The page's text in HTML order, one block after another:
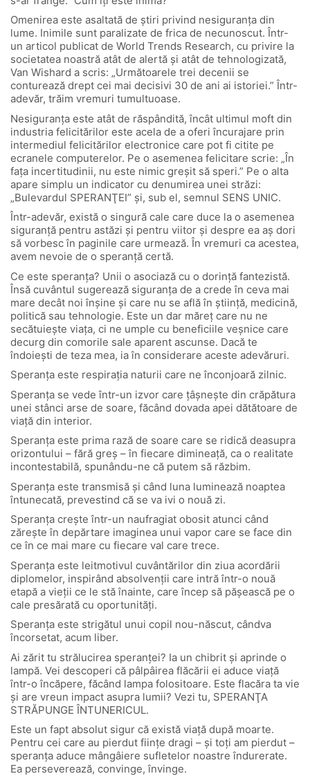
Omenirea este asaltată de ştiri privind nesiguranţa din
lume. Inimile sunt paralizate de frica de necunoscut. Într-
un articol publicat de World Trends Research, cu privire la
societatea noastră atât de alertă şi atât de tehnologizată,
Van Wishard a scris: „Următoarele trei decenii se
conturează drept cei mai decisivi 30 de ani ai istoriei.” Într-
adevăr, trăim vremuri tumultuoase.
Nesiguranţa este atât de răspândită, încât ultimul moft din
industria felicitărilor este acela de a oferi încurajare prin
intermediul felicitărilor electronice care pot fi citite pe
ecranele computerelor. Pe o asemenea felicitare scrie: „În
faţa incertitudinii, nu este nimic greşit să speri.” Pe o alta
apare simplu un indicator cu denumirea unei străzi:
„Bulevardul SPERANŢEI” şi, sub el, semnul SENS UNIC.
Într-adevăr, există o singură cale care duce la o asemenea
siguranţă pentru astăzi şi pentru viitor şi despre ea aş dori
să vorbesc în paginile care urmează. În vremuri ca acestea,
avem nevoie de o speranţă certă.
Ce este speranţa? Unii o asociază cu o dorinţă fantezistă.
Însă cuvântul sugerează siguranţa de a crede în ceva mai
mare decât noi înşine şi care nu se află în ştiinţă, medicină,
politică sau tehnologie. Este un dar măreţ care nu ne
secătuieşte viaţa, ci ne umple cu beneficiile veşnice care
decurg din comorile sale aparent ascunse. Dacă te
îndoieşti de teza mea, ia în considerare aceste adevăruri.
Speranţa este respiraţia naturii care ne înconjoară zilnic.
Speranţa se vede într-un izvor care ţâşneşte din crăpătura
unei stânci arse de soare, făcând dovada apei dătătoare de
viaţă din interior.
Speranţa este prima rază de soare care se ridică deasupra
orizontului – fără greş – în fiecare dimineaţă, ca o realitate
incontestabilă, spunându-ne că putem să răzbim.
Speranţa este transmisă şi când luna luminează noaptea
întunecată, prevestind că se va ivi o nouă zi.
Speranţa creşte într-un naufragiat obosit atunci când
zăreşte în depărtare imaginea unui vapor care se face din
ce în ce mai mare cu fiecare val care trece.
Speranţa este leitmotivul cuvântărilor din ziua acordării
diplomelor, inspirând absolvenţii care intră într-o nouă
etapă a vieţii ce le stă înainte, care încep să păşească pe o
cale presărată cu oportunităţi.
Speranţa este strigătul unui copil nou-născut, cândva
încorsetat, acum liber.
Ai zărit tu strălucirea speranţei? Ia un chibrit şi aprinde o
lampă. Vei descoperi că pâlpâirea flăcării ei aduce viaţă
într-o încăpere, făcând lampa folositoare. Este flacăra ta vie
şi are vreun impact asupra lumii? Vezi tu, SPERANŢA
STRĂPUNGE ÎNTUNERICUL.
Este un fapt absolut sigur că există viaţă după moarte.
Pentru cei care au pierdut fiinţe dragi – şi toţi am pierdut –
speranţa aduce mângâiere sufletelor noastre îndurerate.
Ea perseverează, convinge, învinge.